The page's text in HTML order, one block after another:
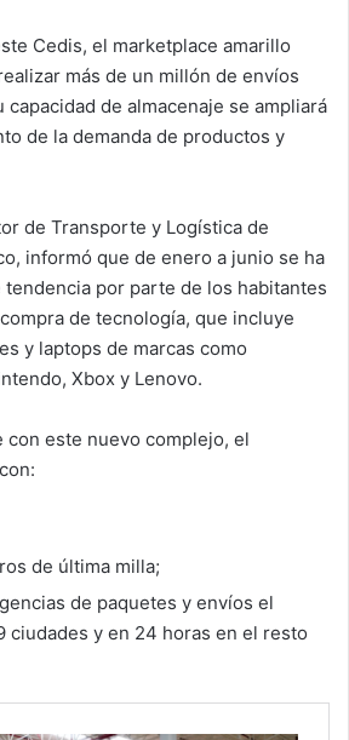
Cedis, el marketplace amarillo
más de un millón de envíos
capacidad de almacenaje se ampliará
de la demanda de productos y
de Transporte y Logística de
informó que de enero a junio se ha
por parte de los habitantes
de tecnología, que incluye
y laptops de marcas como
Xbox y Lenovo.
con este nuevo complejo, el
de última milla;
de paquetes y envíos el
ciudades y en 24 horas en el resto